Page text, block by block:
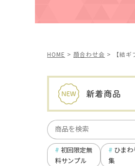
HOME 顔合わせ会 【結
初回限定無
料サンプル
ひまわ
集